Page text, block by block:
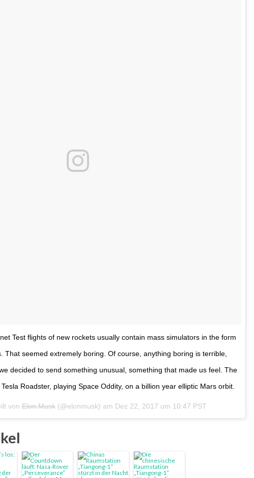
Test flights of new rockets usually contain mass simulators in the form
That seemed extremely boring. Of course, anything boring is terrible,
decided to send something unusual, something that made us feel. The
Roadster, playing Space Oddity, on a billion year elliptic Mars orbit.
vonElon Musk(@elonmusk) am Dez 22, 2017 um 10:47 PST